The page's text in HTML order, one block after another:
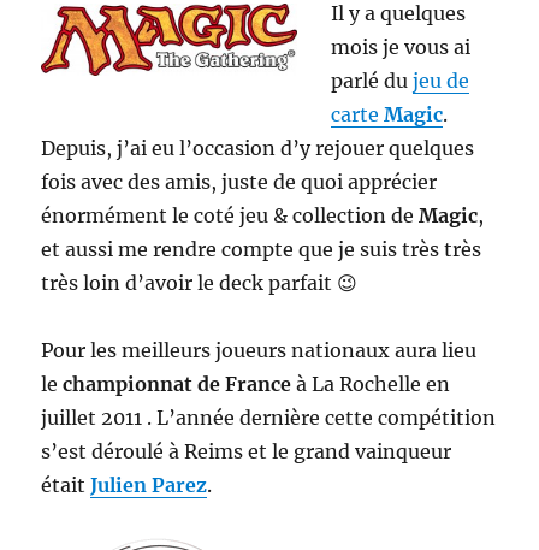
Il y a quelques
mois je vous ai
parlé dujeu de
carteMagic.
Depuis, j’ai eu l’occasion d’y rejouer quelques
fois avec des amis, juste de quoi apprécier
énormément le coté jeu & collection deMagic,
et aussi me rendre compte que je suis très très
très loin d’avoir le deck parfait 😉
Pour les meilleurs joueurs nationaux aura lieu
lechampionnat de France à La Rochelle en
juillet 2011 . L’année dernière cette compétition
s’est déroulé à Reims et le grand vainqueur
étaitJulien Parez.